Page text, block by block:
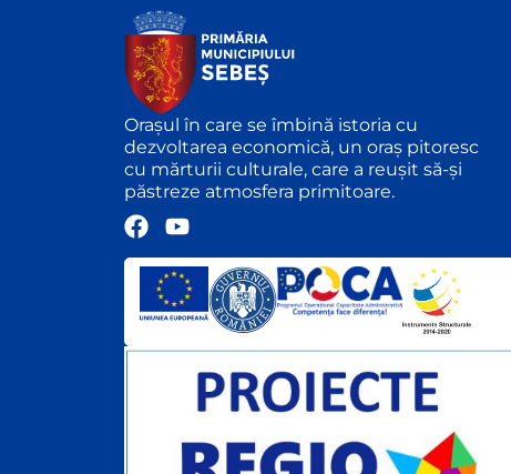
Orașul în care se îmbină istoria cu
dezvoltarea economică, un oraș pitoresc
cu mărturii culturale, care a reușit să-și
păstreze atmosfera primitoare.
F
c
b
o
Y
u
t
u
b